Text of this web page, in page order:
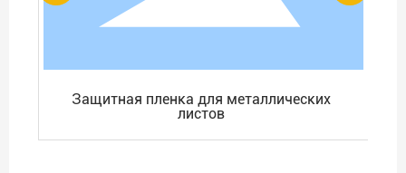
Защитная пленка для металлических
листов